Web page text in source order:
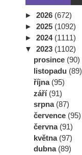
► 2026 (672)
► 2025 (1092)
► 2024 (1111)
▼ 2023 (1102)
prosince (90)
listopadu (89)
října (95)
září (91)
srpna (87)
července (95)
června (91)
května (97)
dubna (89)